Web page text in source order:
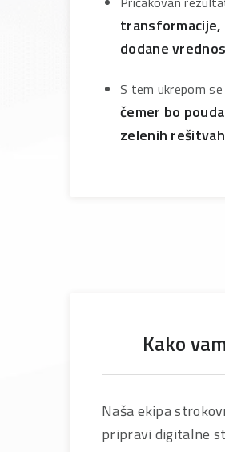
transformacije,
dodane
S tem ukrepom
čemer bo
zelenih
Kako
Naša ekipa
pripravi digitalne